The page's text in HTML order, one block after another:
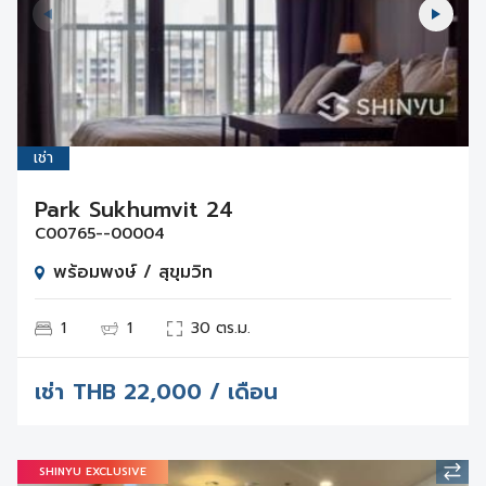
เช่า
Park Sukhumvit 24
C00765--00004
พร้อมพงษ์ / สุขุมวิท
1 1 30 ตร.ม.
เช่า THB 22,000 / เดือน
SHINYU EXCLUSIVE